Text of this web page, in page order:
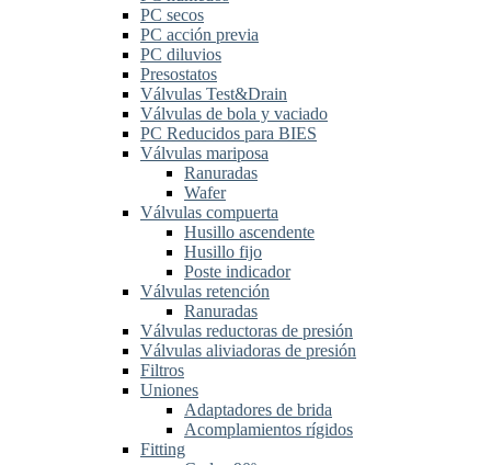
PC secos
PC acción previa
PC diluvios
Presostatos
Válvulas Test&Drain
Válvulas de bola y vaciado
PC Reducidos para BIES
Válvulas mariposa
Ranuradas
Wafer
Válvulas compuerta
Husillo ascendente
Husillo fijo
Poste indicador
Válvulas retención
Ranuradas
Válvulas reductoras de presión
Válvulas aliviadoras de presión
Filtros
Uniones
Adaptadores de brida
Acomplamientos rígidos
Fitting